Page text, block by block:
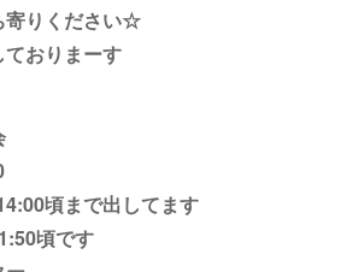
寄りください☆
おりまーす
頃まで出してます
頃です